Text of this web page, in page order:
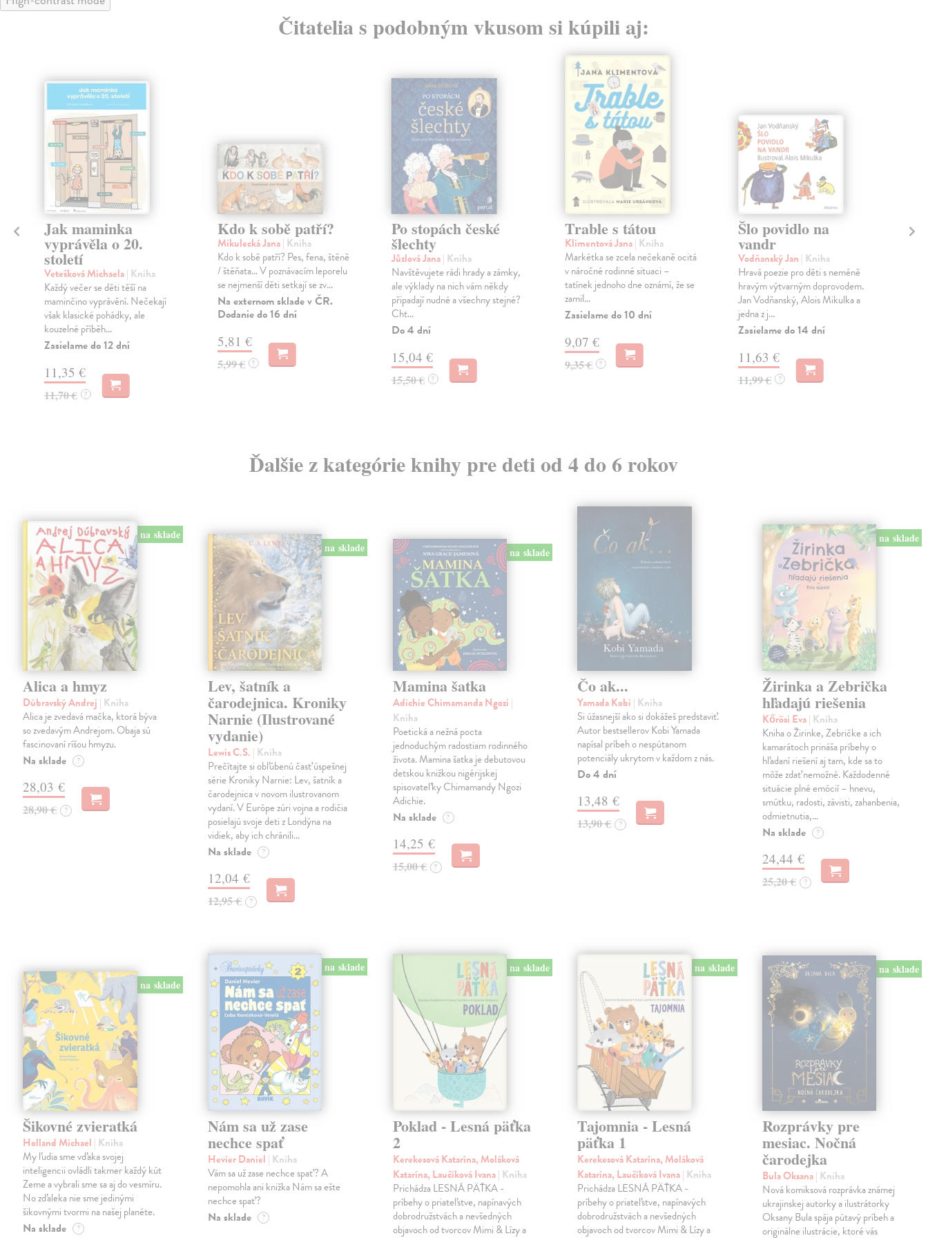
Čitatelia s podobným vkusom si kúpili aj:
Jak maminka
vyprávěla o 20.
století
Vetešková Michaela| Kniha
Každý večer se děti těší na
maminčino vyprávění. Nečekají
však klasické pohádky, ale
kouzelné příběh...
Zasielame do 12 dní
11,35 €
11,70 € ?
Kdo k sobě patří?
Mikulecká Jana| Kniha
Kdo k sobě patří? Pes, fena, štěně
/ štěňata... V poznávacím leporelu
se nejmenší děti setkají se zv...
Na externom sklade v ČR.
Dodanie do 16 dní
5,81 €
5,99 € ?
Po stopách české
šlechty
Jůzlová Jana| Kniha
Navštěvujete rádi hrady a zámky,
ale výklady na nich vám někdy
připadají nudné a všechny stejné?
Cht...
Do 4 dní
15,04 €
15,50 € ?
Trable s tátou
Klimentová Jana| Kniha
Markétka se zcela nečekaně ocitá
v náročné rodinné situaci –
tatínek jednoho dne oznámí, že se
zamil...
Zasielame do 10 dní
9,07 €
9,35 € ?
Šlo povidlo na
vandr
Vodňanský Jan | Kniha
Hravá poezie pro děti s neméně
hravým výtvarným doprovodem.
Jan Vodňanský, Alois Mikulka a
jedna z j...
Zasielame do 14 dní
11,63 €
11,99 € ?
Ďalšie z kategórie knihy pre deti od 4 do 6 rokov
na sklade
Alica a hmyz
Dúbravský Andrej | Kniha
Alica je zvedavá mačka, ktorá býva
so zvedavým Andrejom. Obaja sú
fascinovaní ríšou hmyzu.
Na sklade ?
28,03 €
28,90 € ?
na sklade
Lev, šatník a
čarodejnica. Kroniky
Narnie (Ilustrované
vydanie)
Lewis C.S. | Kniha
Prečítajte si obľúbenú časť úspešnej
série Kroniky Narnie: Lev, šatník a
čarodejnica v novom ilustrovanom
vydaní. V Európe zúri vojna a rodičia
posielajú svoje deti z Londýna na
vidiek, aby ich chránili…
Na sklade ?
12,04 €
12,95 € ?
na sklade
Mamina šatka
Adichie Chimamanda Ngozi |
Kniha
Poetická a nežná pocta
jednoduchým radostiam rodinného
života. Mamina šatka je debutovou
detskou knižkou nigérijskej
spisovateľky Chimamandy Ngozi
Adichie.
Na sklade ?
14,25 €
15,00 € ?
Čo ak...
Yamada Kobi | Kniha
Si úžasnejší ako si dokážeš predstaviť.
Autor bestsellerov Kobi Yamada
napísal príbeh o nespútanom
potenciály ukrytom v každom z nás.
Do 4 dní
13,48 €
13,90 € ?
na sklade
Žirinka a Zebrička
hľadajú riešenia
Kőrösi Eva| Kniha
Kniha o Žirinke, Zebričke a ich
kamarátoch prináša príbehy o
hľadaní riešení aj tam, kde sa to
môže zdať nemožné. Každodenné
situácie plné emócií – hnevu,
smútku, radosti, závisti, zahanbenia,
odmietnutia,…
Na sklade ?
24,44 €
25,20 € ?
na sklade
Šikovné zvieratká
Holland Michael | Kniha
My ľudia sme vďaka svojej
inteligencii ovládli takmer každý kút
Zeme a vybrali sme sa aj do vesmíru.
No zďaleka nie sme jedinými
šikovnými tvormi na našej planéte.
Na sklade ?
na sklade
Nám sa už zase
nechce spať
Hevier Daniel | Kniha
Vám sa už zase nechce spať? A
nepomohla ani knižka Nám sa ešte
nechce spať?
Na sklade ?
na sklade
Poklad - Lesná päťka
2
Kerekesová Katarína, Moláková
Katarína, Laučíková Ivana| Kniha
Prichádza LESNÁ PÄŤKA -
príbehy o priateľstve, napínavých
dobrodružstvách a nevšedných
objavoch od tvorcov Mimi & Lízy a
na sklade
Tajomnia - Lesná
päťka 1
Kerekesová Katarína, Moláková
Katarína, Laučíková Ivana| Kniha
Prichádza LESNÁ PÄŤKA -
príbehy o priateľstve, napínavých
dobrodružstvách a nevšedných
objavoch od tvorcov Mimi & Lízy a
na sklade
Rozprávky pre
mesiac. Nočná
čarodejka
Bula Oksana| Kniha
Nová komiksová rozprávka známej
ukrajinskej autorky a ilustrátorky
Oksany Bula spája pútavý príbeh a
originálne ilustrácie, ktoré vás